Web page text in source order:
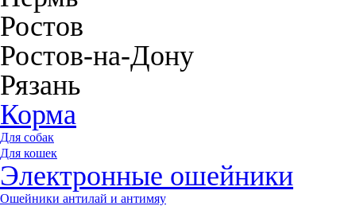
Ростов
Ростов-на-Дону
Рязань
Корма
Для собак
Для кошек
Электронные ошейники
Ошейники антилай и антимяу